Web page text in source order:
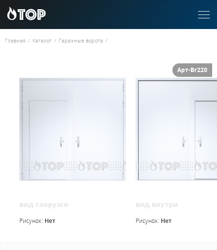
Главная / Каталог / Гаражные ворота /
Рисунок: Нет Рисунок: Нет
Арт-Вг220